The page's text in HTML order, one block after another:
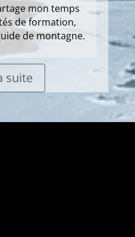
mon temps
de formation,
de montagne.
suite